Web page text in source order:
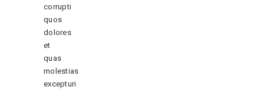
corrupti
quos
dolores
et
quas
molestias
excepturi